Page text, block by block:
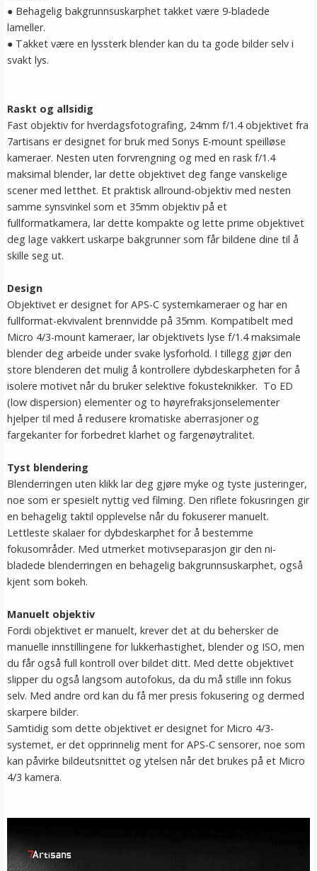
● Behagelig bakgrunnsuskarphet takket være 9-bladede
lameller.
● Takket være en lyssterk blender kan du ta gode bilder selv i
svakt lys.
Raskt og allsidig
Fast objektiv for hverdagsfotografing, 24mm f/1.4 objektivet fra
7artisans er designet for bruk med Sonys E-mount speilløse
kameraer. Nesten uten forvrengning og med en rask f/1.4
maksimal blender, lar dette objektivet deg fange vanskelige
scener med letthet. Et praktisk allround-objektiv med nesten
samme synsvinkel som et 35mm objektiv på et
fullformatkamera, lar dette kompakte og lette prime objektivet
deg lage vakkert uskarpe bakgrunner som får bildene dine til å
skille seg ut.
Design
Objektivet er designet for APS-C systemkameraer og har en
fullformat-ekvivalent brennvidde på 35mm. Kompatibelt med
Micro 4/3-mount kameraer, lar objektivets lyse f/1.4 maksimale
blender deg arbeide under svake lysforhold. I tillegg gjør den
store blenderen det mulig å kontrollere dybdeskarpheten for å
isolere motivet når du bruker selektive fokusteknikker. To ED
(low dispersion) elementer og to høyrefraksjonselementer
hjelper til med å redusere kromatiske aberrasjoner og
fargekanter for forbedret klarhet og fargenøytralitet.
Tyst blendering
Blenderringen uten klikk lar deg gjøre myke og tyste justeringer,
noe som er spesielt nyttig ved filming. Den riflete fokusringen gir
en behagelig taktil opplevelse når du fokuserer manuelt.
Lettleste skalaer for dybdeskarphet for å bestemme
fokusområder. Med utmerket motivseparasjon gir den ni-
bladede blenderringen en behagelig bakgrunnsuskarphet, også
kjent som bokeh.
Manuelt objektiv
Fordi objektivet er manuelt, krever det at du behersker de
manuelle innstillingene for lukkerhastighet, blender og ISO, men
du får også full kontroll over bildet ditt. Med dette objektivet
slipper du også langsom autofokus, da du må stille inn fokus
selv. Med andre ord kan du få mer presis fokusering og dermed
skarpere bilder.
Samtidig som dette objektivet er designet for Micro 4/3-
systemet, er det opprinnelig ment for APS-C sensorer, noe som
kan påvirke bildeutsnittet og ytelsen når det brukes på et Micro
4/3 kamera.